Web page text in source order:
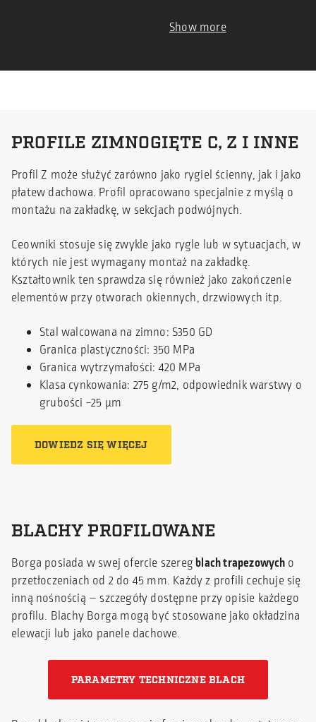
Show more
PROFILE ZIMNOGIĘTE C, Z I INNE
Profil Z może służyć zarówno jako rygiel ścienny, jak i jako
płatew dachowa. Profil opracowano specjalnie z myślą o
montażu na zakładkę, w sekcjach podwójnych.
Ceowniki stosuje się zwykle jako rygle lub w sytuacjach, w
których nie jest wymagany montaż na zakładkę.
Kształtownik ten sprawdza się również jako zakończenie
elementów przy otworach okiennych, drzwiowych itp.
Stal walcowana na zimno: S350 GD
Granica plastyczności: 350 MPa
Granica wytrzymałości: 420 MPa
Klasa cynkowania: 275 g/m2, odpowiednik warstwy o
grubości ~25 μm
DOWIEDZ SIĘ WIĘCEJ
BLACHY PROFILOWANE
Borga posiada w swej ofercie szeregblach trapezowych o
przetłoczeniach od 2 do 45 mm. Każdy z profili cechuje się
inną nośnością – szczegóły dostępne przy opisie każdego
profilu. Blachy Borga mogą być stosowane jako okładzina
elewacji lub jako panele dachowe.
PARAMETRY TECHNICZNE BLACH